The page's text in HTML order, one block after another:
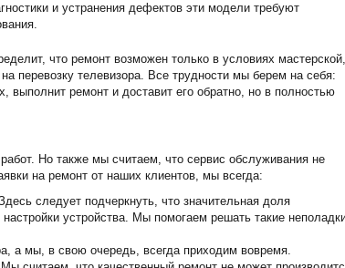
и устранения дефектов эти модели требуют
что ремонт возможен только в условиях
перевозку телевизора. Все трудности мы берем на себя:
выполнит ремонт и доставит его обратно, но в полностью
Но также мы считаем, что сервис обслуживания не
на ремонт от наших клиентов, мы всегда:
следует подчеркнуть, что значительная доля
устройства. Мы помогаем решать такие
а мы, в свою очередь, всегда приходим вовремя.